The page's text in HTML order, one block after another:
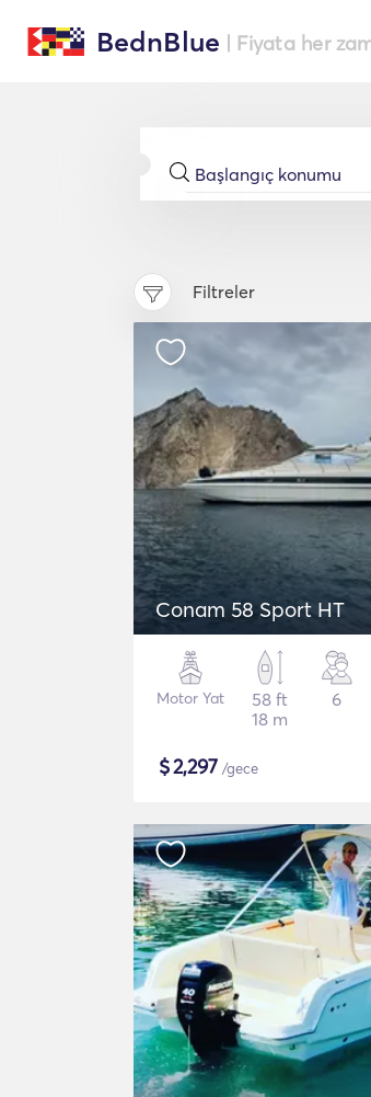
BednBlue | Fiyata her
Filtreler
Conam 58 Sport HT
Motor Yat
58 ft
18 m
6
$2,297 /gece